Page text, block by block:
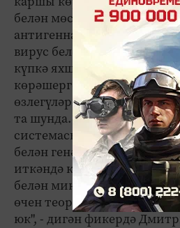
белән мөстәкыйль
антигеннар организм
вирус белән очрашканда
күпкә яхшырак эшләячәк
көрәшергә өйрәнәчәк.
өзлегүләргә китерергә
та шунда. "Прививка белән
системасын
белән генә эшли
иткәндә каршы тора
белән мин һич тә
өчен теориядә дә, практик
юк", - дигән фикердә